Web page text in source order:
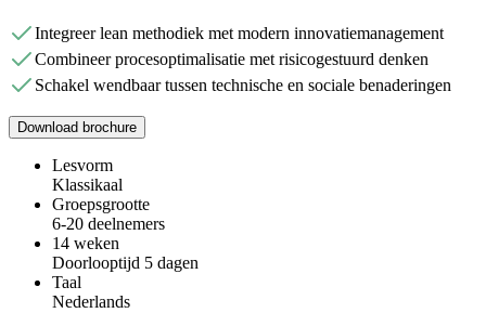
Integreer lean methodiek met modern innovatiemanagement
Combineer procesoptimalisatie met risicogestuurd denken
Schakel wendbaar tussen technische en sociale benaderingen
Download brochure
Lesvorm
Klassikaal
Groepsgrootte
6-20 deelnemers
14 weken
Doorlooptijd 5 dagen
Taal
Nederlands